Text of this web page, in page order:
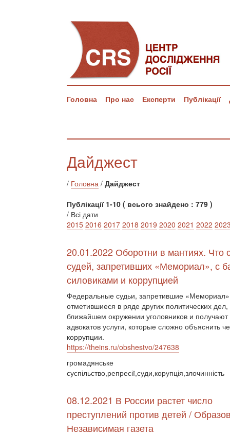
Головна Про нас Експерти Публікації
Дайджест
/ Головна / Дайджест
Публікації 1-10 ( всього знайдено : 779 )
/ Всі дати
2015 2016 2017 2018 2019 2020 2021 2022
20.01.2022 Оборотни в мантиях. Что
судей, запретивших «Мемориал», с
силовиками и коррупцией
Федеральные судьи, запретившие
отметившиеся в ряде других политических
ближайшем окружении уголовников и получают
адвокатов услуги, которые сложно объяснить
коррупции.
https://theins.ru/obshestvo/247638
громадянське
суспільство,репресії,суди,корупція,злочинність
08.12.2021 В России растет число
преступлений против детей /
Независимая газета